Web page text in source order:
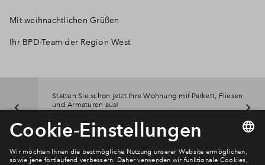
Mit weihnachtlichen Grüßen
Ihr BPD-Team der Region West
Statten Sie schon jetzt Ihre Wohnung mit Parkett, Fliesen
und Armaturen aus!
Newsletter Anmeldung